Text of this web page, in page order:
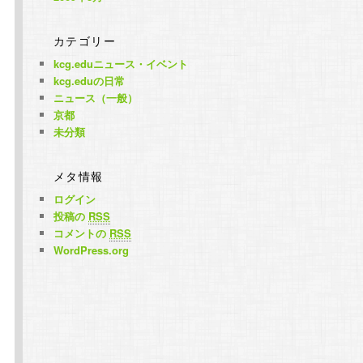
カテゴリー
kcg.eduニュース・イベント
kcg.eduの日常
ニュース（一般）
京都
未分類
メタ情報
ログイン
投稿の RSS
コメントの RSS
WordPress.org